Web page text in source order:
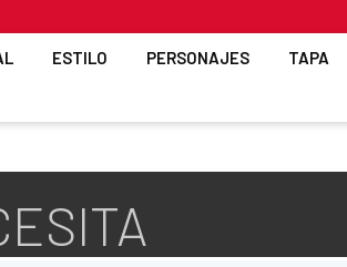
ESTILO PERSONAJES
TAPA